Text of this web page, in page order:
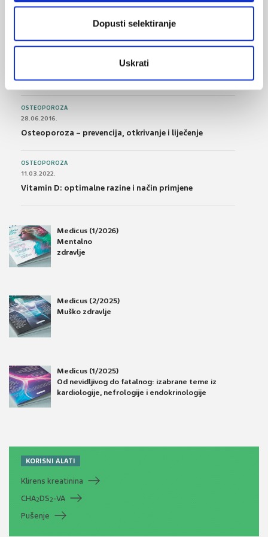
Dopusti selektiranje
Uskrati
Nesteroidni antireumatici i gastrointestinalna
Što su probiotici i kako se proizvode?
OSTEOPOROZA
28.06.2016.
Osteoporoza – prevencija, otkrivanje i liječenje
OSTEOPOROZA
11.03.2022.
Vitamin D: optimalne razine i način primjene
Medicus (1/2026)
Mentalno
zdravlje
Medicus (2/2025)
Muško zdravlje
Medicus (1/2025)
Od nevidljivog do fatalnog: izabrane teme iz
kardiologije, nefrologije i endokrinologije
KORISNI ALATI
Klirens kreatinina
CHA2DS2-VA
Pušenje